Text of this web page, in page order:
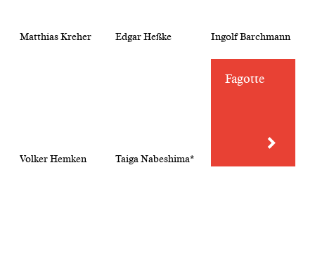
Matthias Kreher Edgar Heßke Ingolf Barchmann
Volker Hemken Taiga Nabeshima*
Fagotte